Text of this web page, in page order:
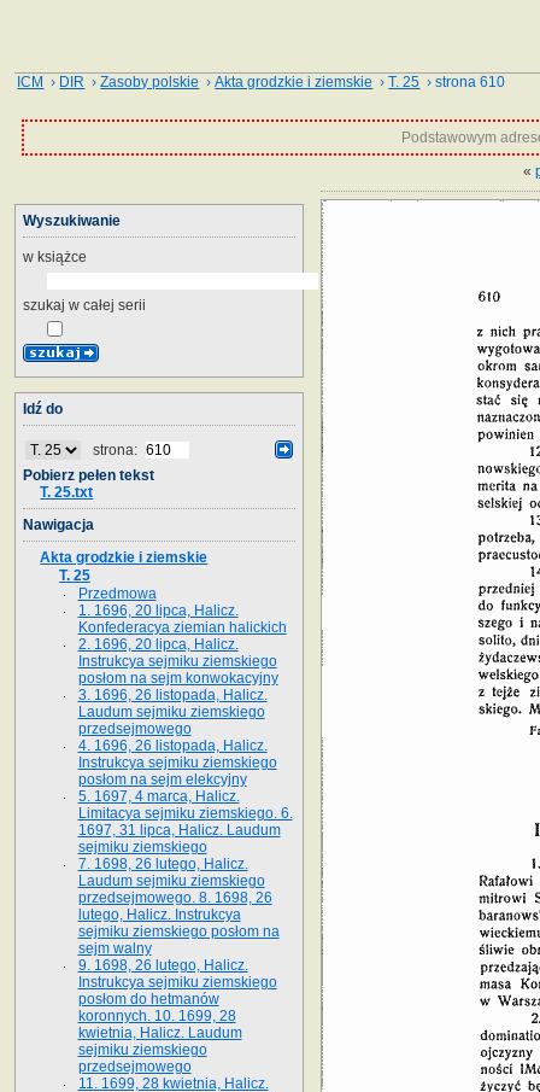
ICM › DIR ›Zasoby polskie ›Akta grodzkie i ziemskie ›T. 25 › strona 610
Podstawowym
«
Wyszukiwanie
w książce
szukaj w całej serii
Idź do
strona:
Pobierz pełen tekst
T. 25.txt
Nawigacja
Akta grodzkie i ziemskie
T. 25
Przedmowa
1. 1696, 20 lipca, Halicz.
Konfederacya ziemian halickich
2. 1696, 20 lipca, Halicz.
Instrukcya sejmiku ziemskiego
posłom na sejm konwokacyjny
3. 1696, 26 listopada, Halicz.
Laudum sejmiku ziemskiego
przedsejmowego
4. 1696, 26 listopada, Halicz.
Instrukcya sejmiku ziemskiego
posłom na sejm elekcyjny
5. 1697, 4 marca, Halicz.
Limitacya sejmiku ziemskiego. 6.
1697, 31 lipca, Halicz. Laudum
sejmiku ziemskiego
7. 1698, 26 lutego, Halicz.
Laudum sejmiku ziemskiego
przedsejmowego. 8. 1698, 26
lutego, Halicz. Instrukcya
sejmiku ziemskiego posłom na
sejm walny
9. 1698, 26 lutego, Halicz.
Instrukcya sejmiku ziemskiego
posłom do hetmanów
koronnych. 10. 1699, 28
kwietnia, Halicz. Laudum
sejmiku ziemskiego
przedsejmowego
11. 1699, 28 kwietnia, Halicz.